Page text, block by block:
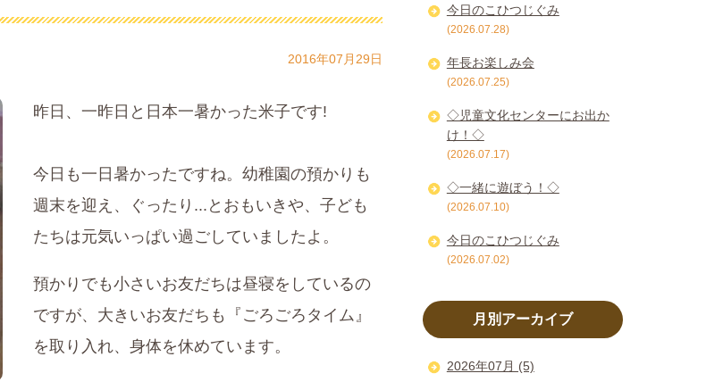
2016年07月29日
昨日、一昨日と日本一暑かった米子です!
今日も一日暑かったですね。幼稚園の預かりも
週末を迎え、ぐったり...とおもいきや、子ども
たちは元気いっぱい過ごしていましたよ。
預かりでも小さいお友だちは昼寝をしているの
ですが、大きいお友だちも『ごろごろタイム』
を取り入れ、身体を休めています。
今日のこひつじぐみ
(2026.07.28)
年長お楽しみ会
(2026.07.25)
◇児童文化センターにお出か
け！◇
(2026.07.17)
◇一緒に遊ぼう！◇
(2026.07.10)
今日のこひつじぐみ
(2026.07.02)
月別アーカイブ
2026年07月 (5)